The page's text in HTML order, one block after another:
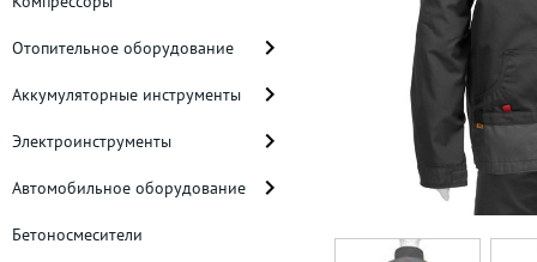
Отопительное оборудование
Аккумуляторные инструменты
Электроинструменты
Автомобильное оборудование
Бетоносмесители